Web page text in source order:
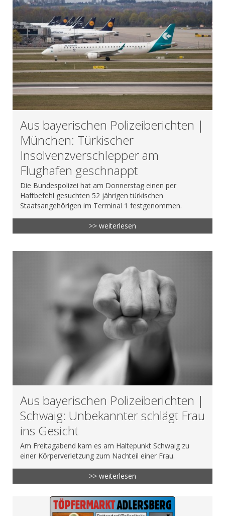
Aus bayerischen Polizeiberichten |
München: Türkischer
Insolvenzverschlepper am
Flughafen geschnappt
Die Bundespolizei hat am Donnerstag einen per
Haftbefehl gesuchten 52 jährigen türkischen
Staatsangehörigen im Terminal 1 festgenommen.
>> weiterlesen
Aus bayerischen Polizeiberichten |
Schwaig: Unbekannter schlägt Frau
ins Gesicht
Am Freitagabend kam es am Haltepunkt Schwaig zu
einer Körperverletzung zum Nachteil einer Frau.
>> weiterlesen